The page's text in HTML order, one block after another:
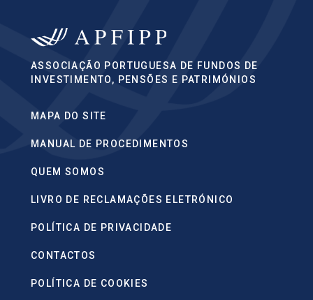
ASSOCIAÇÃO PORTUGUESA DE FUNDOS DE
INVESTIMENTO, PENSÕES E PATRIMÓNIOS
MAPA DO SITE
MANUAL DE PROCEDIMENTOS
QUEM SOMOS
LIVRO DE RECLAMAÇÕES ELETRÓNICO
POLÍTICA DE PRIVACIDADE
CONTACTOS
POLÍTICA DE COOKIES